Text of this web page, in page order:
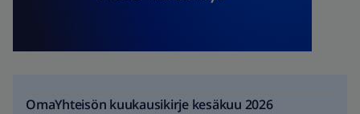
OmaYhteisön kuukausikirje kesäkuu 2026